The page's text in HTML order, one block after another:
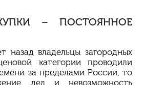
– ПОСТОЯННОЕ
назад владельцы загородных
категории проводили
за пределами России, то
дел и невозможность